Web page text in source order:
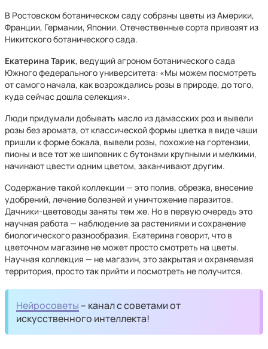
В Ростовском ботаническом саду собраны цветы из Америки,
Франции, Германии, Японии. Отечественные сорта привозят из
Никитского ботанического сада.
Екатерина Тарик, ведущий агроном ботанического сада
Южного федерального университета: «Мы можем посмотреть
от самого начала, как возрождались розы в природе, до того,
куда сейчас дошла селекция».
Люди придумали добывать масло из дамасских роз и вывели
розы без аромата, от классической формы цветка в виде чаши
пришли к форме бокала, вывели розы, похожие на гортензии,
пионы и все тот же шиповник с бутонами крупными и мелкими,
начинают цвести одним цветом, заканчивают другим.
Содержание такой коллекции — это полив, обрезка, внесение
удобрений, лечение болезней и уничтожение паразитов.
Дачники-цветоводы заняты тем же. Но в первую очередь это
научная работа — наблюдение за растениями и сохранение
биологического разнообразия. Екатерина говорит, что в
цветочном магазине не может просто смотреть на цветы.
Научная коллекция — не магазин, это закрытая и охраняемая
территория, просто так прийти и посмотреть не получится.
Нейросоветы – канал с советами от
искусственного интеллекта!